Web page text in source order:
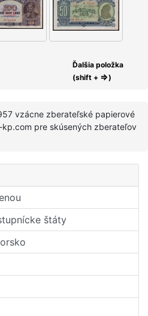
štáty
Ďalšia položka
(shift + ⇒)
vzácne zberateľské papierové
pre skúsených zberateľov